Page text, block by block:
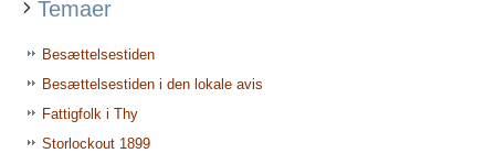
Temaer
Besættelsestiden
Besættelsestiden i den lokale avis
Fattigfolk i Thy
Storlockout 1899